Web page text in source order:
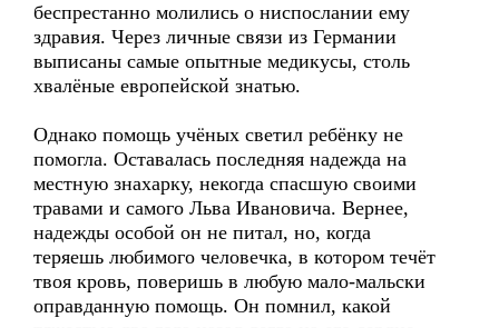
беспрестанно молились о ниспослании ему
здравия. Через личные связи из Германии
выписаны самые опытные медикусы, столь
хвалёные европейской знатью.
Однако помощь учёных светил ребёнку не
помогла. Оставалась последняя надежда на
местную знахарку, некогда спасшую своими
травами и самого Льва Ивановича. Вернее,
надежды особой он не питал, но, когда
теряешь любимого человечка, в котором течёт
твоя кровь, поверишь в любую мало-мальски
оправданную помощь. Он помнил, какой